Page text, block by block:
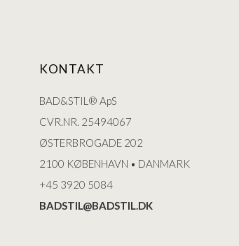
KONTAKT
BAD&STIL® ApS
CVR.NR. 25494067
ØSTERBROGADE 202
2100 KØBENHAVN • DANMARK
+45 3920 5084
BADSTIL@BADSTIL.DK